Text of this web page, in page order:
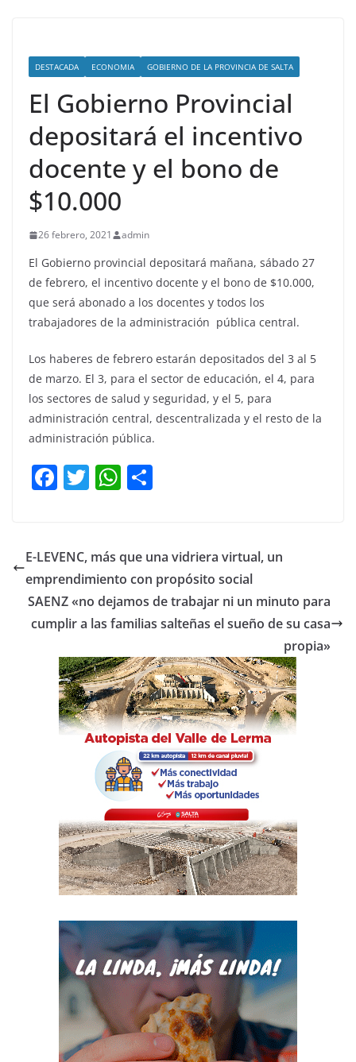
DESTACADA ECONOMIA GOBIERNO DE LA PROVINCIA DE SALTA
El Gobierno Provincial
depositará el incentivo
docente y el bono de
$10.000
26 febrero, 2021 admin
El Gobierno provincial depositará mañana, sábado 27
de febrero, el incentivo docente y el bono de $10.000,
que será abonado a los docentes y todos los
trabajadores de la administración pública central.
Los haberes de febrero estarán depositados del 3 al 5
de marzo. El 3, para el sector de educación, el 4, para
los sectores de salud y seguridad, y el 5, para
administración central, descentralizada y el resto de la
administración pública.
F
e
b
o
o
k
T
er
W
s
A
p
p
p
ar
tir
E-LEVENC, más que una vidriera virtual, un
emprendimiento con propósito social
SAENZ «no dejamos de trabajar ni un minuto para
cumplir a las familias salteñas el sueño de su casa
propia»